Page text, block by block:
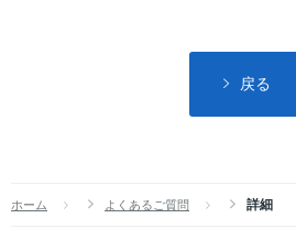
戻る
ホーム よくあるご質問 詳細